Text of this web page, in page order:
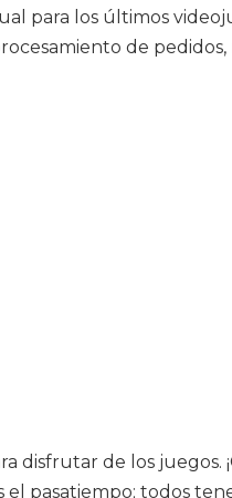
para los últimos
de
disfrutar de los juegos.
el pasatiempo; todos